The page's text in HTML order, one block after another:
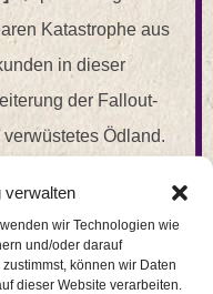
verwalten
wir Technologien wie
und/oder darauf
können wir Daten
dieser Website verarbeiten.
Katastrophe aus
in dieser
der Fallout-
Ödland.
mit SHMUP-
werden